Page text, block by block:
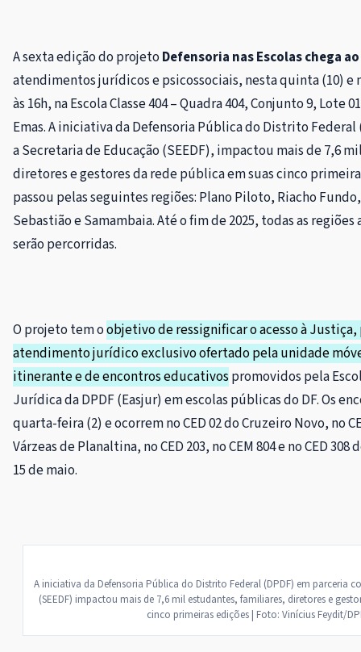
A sexta edição do projeto Defensoria nas Escolas chega
atendimentos jurídicos e psicossociais, nesta quinta (10) e
às 16h, na Escola Classe 404 – Quadra 404, Conjunto 9, Lote
Emas. A iniciativa da Defensoria Pública do Distrito Federal
a Secretaria de Educação (SEEDF), impactou mais de 7,6
diretores e gestores da rede pública em suas cinco
passou pelas seguintes regiões: Plano Piloto, Riacho
Sebastião e Samambaia. Até o fim de 2025, todas as
serão percorridas.
O projeto tem oobjetivo de ressignificar o acesso à
atendimento jurídico exclusivo ofertado pela unidade
itinerante e de encontros educativos promovidos pela
Jurídica da DPDF (Easjur) em escolas públicas do DF. Os
quarta-feira (2) e ocorrem no CED 02 do Cruzeiro Novo, no
Várzeas de Planaltina, no CED 203, no CEM 804 e no CED 308
15 de maio.
A iniciativa da Defensoria Pública do Distrito Federal (DPDF) em parceria
(SEEDF) impactou mais de 7,6 mil estudantes, familiares, diretores e
cinco primeiras edições | Foto: Vinícius Feydit/